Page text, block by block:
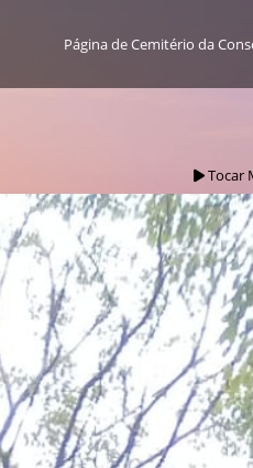
Página de Cemitério da
Tocar